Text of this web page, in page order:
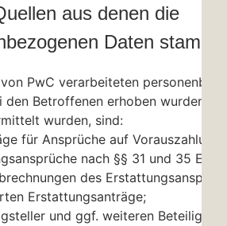
aus denen die
Daten
PwC verarbeiteten
den Betroffenen erhoben wurden,
wurden, sind:
für Ansprüche auf
nach §§ 31 und 35
des
Erstattungsanträge;
und ggf. weiteren Beteiligten